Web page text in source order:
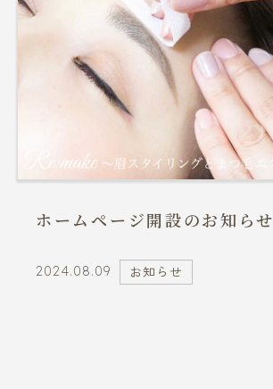
ホームページ開設のお知らせ
2024.08.09 お知らせ